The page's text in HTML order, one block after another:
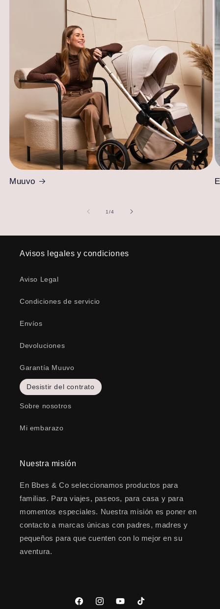
Muuvo
1/de4
Avisos legales y condiciones
Aviso Legal
Condiciones de servicio
Envíos
Devoluciones
Garantía Muuvo
Desistir del contrato
Sobre nosotros
Mi embarazo
Nuestra misión
En Bbes & Co seleccionamos productos para
familias. Para viajes, paseos, para casa y para
momentos especiales. Nuestra misión es poner en
contacto a marcas únicas con padres, madres y
pequeños para que cuenten con lo mejor en su
aventura.
FacebookInstagramYouTubeTikTok